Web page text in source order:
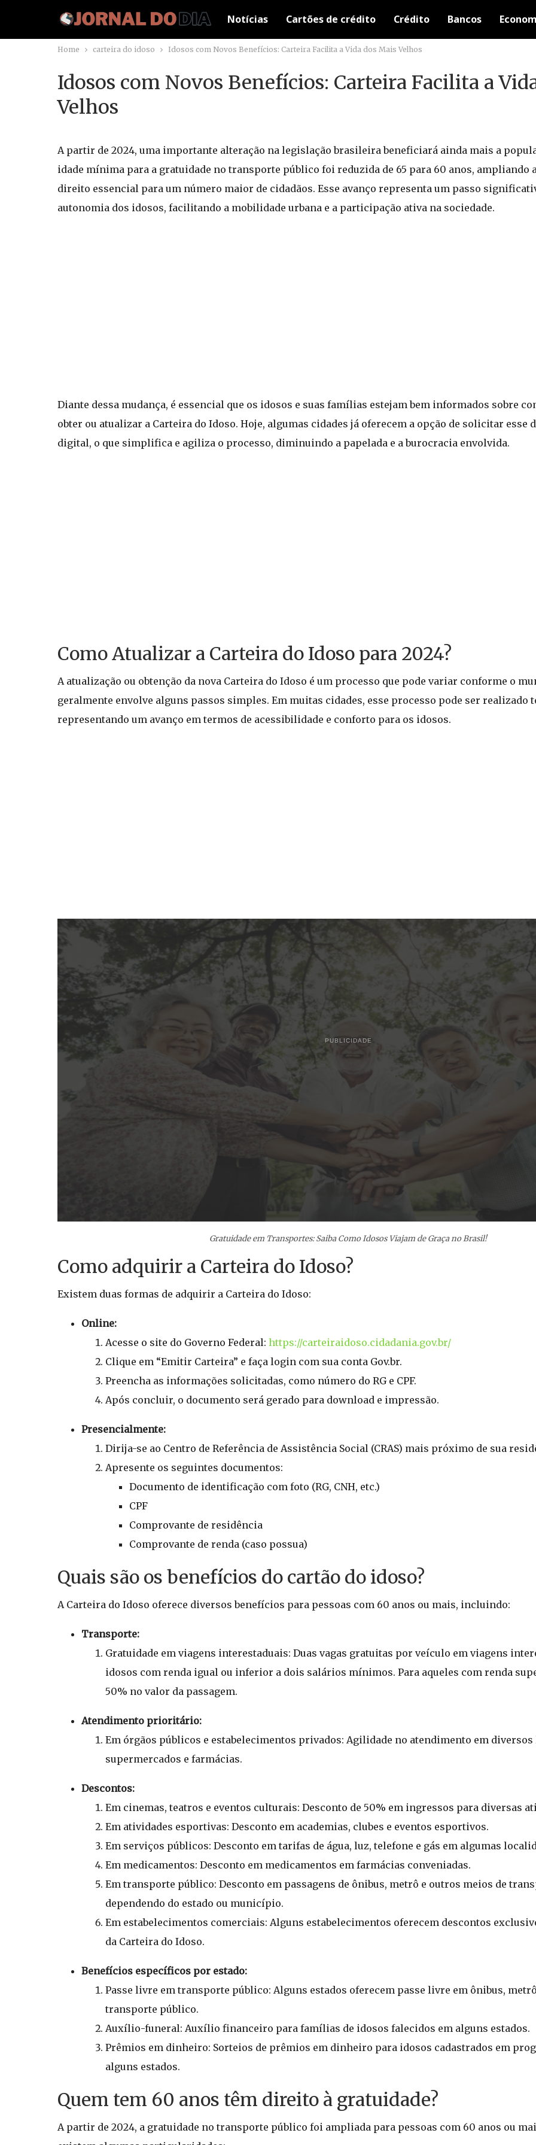
Notícias Cartões de crédito Crédito Bancos
Home carteira do idoso Idosos com Novos Benefícios: Carteira Facilita a Vida dos Mais Velhos
Idosos com Novos Benefícios: Carteira Facilita a
Velhos
A partir de 2024, uma importante alteração na legislação brasileira beneficiará ainda mais a
idade mínima para a gratuidade no transporte público foi reduzida de 65 para 60 anos, ampliando
direito essencial para um número maior de cidadãos. Esse avanço representa um passo
autonomia dos idosos, facilitando a mobilidade urbana e a participação ativa na sociedade.
Diante dessa mudança, é essencial que os idosos e suas famílias estejam bem informados sobre
obter ou atualizar a Carteira do Idoso. Hoje, algumas cidades já oferecem a opção de solicitar esse
digital, o que simplifica e agiliza o processo, diminuindo a papelada e a burocracia envolvida.
Como Atualizar a Carteira do Idoso para 2024?
A atualização ou obtenção da nova Carteira do Idoso é um processo que pode variar conforme o
geralmente envolve alguns passos simples. Em muitas cidades, esse processo pode ser realizado
representando um avanço em termos de acessibilidade e conforto para os idosos.
PUBLICIDADE
Gratuidade em Transportes: Saiba Como Idosos Viajam de Graça no Brasil!
Como adquirir a Carteira do Idoso?
Existem duas formas de adquirir a Carteira do Idoso:
Online:
Acesse o site do Governo Federal: https://carteiraidoso.cidadania.gov.br/
Clique em “Emitir Carteira” e faça login com sua conta Gov.br.
Preencha as informações solicitadas, como número do RG e CPF.
Após concluir, o documento será gerado para download e impressão.
Presencialmente:
Dirija-se ao Centro de Referência de Assistência Social (CRAS) mais próximo de sua
Apresente os seguintes documentos:
Documento de identificação com foto (RG, CNH, etc.)
CPF
Comprovante de residência
Comprovante de renda (caso possua)
Quais são os benefícios do cartão do idoso?
A Carteira do Idoso oferece diversos benefícios para pessoas com 60 anos ou mais, incluindo:
Transporte:
Gratuidade em viagens interestaduais: Duas vagas gratuitas por veículo em viagens
idosos com renda igual ou inferior a dois salários mínimos. Para aqueles com renda
50% no valor da passagem.
Atendimento prioritário:
Em órgãos públicos e estabelecimentos privados: Agilidade no atendimento em diversos
supermercados e farmácias.
Descontos:
Em cinemas, teatros e eventos culturais: Desconto de 50% em ingressos para diversas
Em atividades esportivas: Desconto em academias, clubes e eventos esportivos.
Em serviços públicos: Desconto em tarifas de água, luz, telefone e gás em algumas
Em medicamentos: Desconto em medicamentos em farmácias conveniadas.
Em transporte público: Desconto em passagens de ônibus, metrô e outros meios de
dependendo do estado ou município.
Em estabelecimentos comerciais: Alguns estabelecimentos oferecem descontos
da Carteira do Idoso.
Benefícios específicos por estado:
Passe livre em transporte público: Alguns estados oferecem passe livre em ônibus,
transporte público.
Auxílio-funeral: Auxílio financeiro para famílias de idosos falecidos em alguns estados.
Prêmios em dinheiro: Sorteios de prêmios em dinheiro para idosos cadastrados em
alguns estados.
Quem tem 60 anos têm direito à gratuidade?
A partir de 2024, a gratuidade no transporte público foi ampliada para pessoas com 60 anos ou